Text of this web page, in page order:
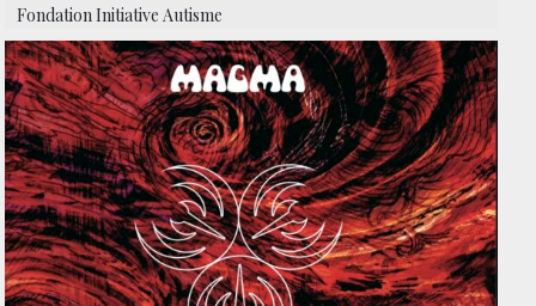
Fondation Initiative Autisme